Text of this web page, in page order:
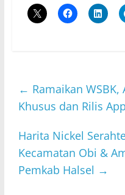
← Ramaikan
Khusus dan Rilis
Harita Nickel
Kecamatan Obi &
Pemkab Halsel →